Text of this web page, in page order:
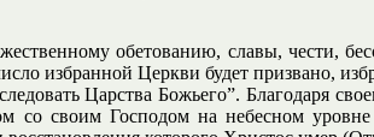
обетованию, славы, чести,
избранной Церкви будет призвано,
Царства Божьего”. Благодаря
со своим Господом на небесном